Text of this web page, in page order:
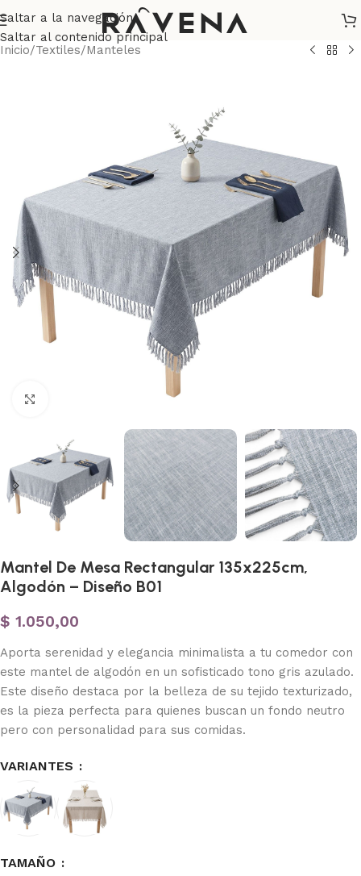
Saltar a la navegación
Saltar al contenido principal
Inicio/Textiles/Manteles
Haga clic para ampliar
Mantel De Mesa Rectangular 135x225cm,
Algodón – Diseño B01
$ 1.050,00
Aporta serenidad y elegancia minimalista a tu comedor con
este mantel de algodón en un sofisticado tono gris azulado.
Este diseño destaca por la belleza de su tejido texturizado,
es la pieza perfecta para quienes buscan un fondo neutro
pero con personalidad para sus comidas.
VARIANTES
TAMAÑO